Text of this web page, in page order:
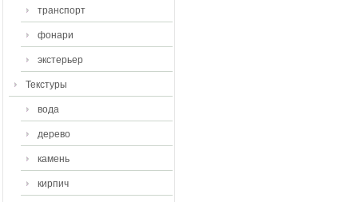
транспорт
фонари
экстерьер
Текстуры
вода
дерево
камень
кирпич